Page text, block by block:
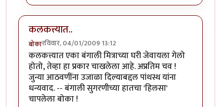
कलकत्त्यात..
बोकारविवार, 04/01/2009 13:12
कलकत्त्यात एका बंगाली मित्राच्या घरी जेवायला गेलो
होतो, तेव्हा हा प्रकार चाखलेला आहे. अप्रतिम चव !
जुन्या आठवणींना उजाळा दिल्याबद्दल पांथस्थ यांना
धन्यवाद. -- बंगाली सुगरणीच्या हातचा 'हिलसा'
चापलेला बोका !